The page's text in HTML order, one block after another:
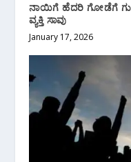
ನಾಯಿಗೆ ಹೆದರಿ ಗೋಡೆಗೆ
ವ್ಯಕ್ತಿ ಸಾವು
January 17, 2026